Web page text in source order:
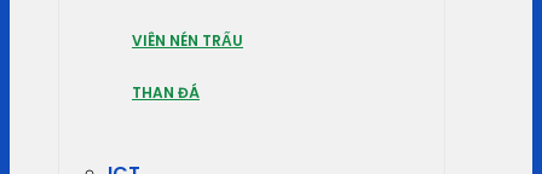
VIÊN NÉN TRẤU
THAN ĐÁ